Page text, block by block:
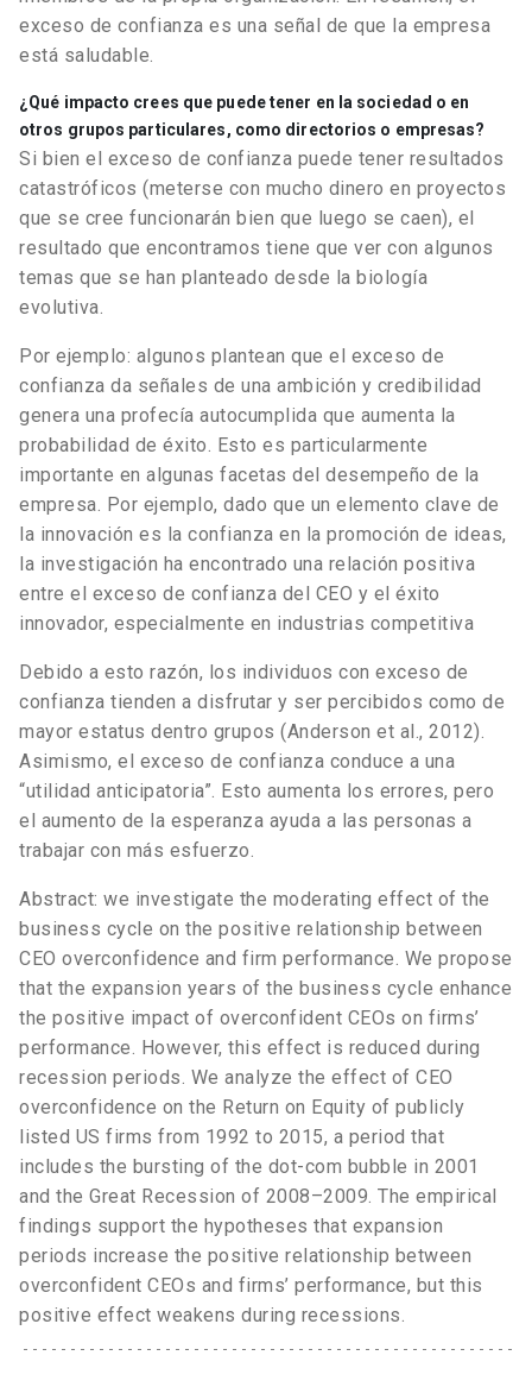
exceso de confianza es una señal de que la empresa
está saludable.
¿Qué impacto crees que puede tener en la sociedad o en
otros grupos particulares, como directorios o empresas?
Si bien el exceso de confianza puede tener resultados
catastróficos (meterse con mucho dinero en proyectos
que se cree funcionarán bien que luego se caen), el
resultado que encontramos tiene que ver con algunos
temas que se han planteado desde la biología
evolutiva.
Por ejemplo: algunos plantean que el exceso de
confianza da señales de una ambición y credibilidad
genera una profecía autocumplida que aumenta la
probabilidad de éxito. Esto es particularmente
importante en algunas facetas del desempeño de la
empresa. Por ejemplo, dado que un elemento clave de
la innovación es la confianza en la promoción de ideas,
la investigación ha encontrado una relación positiva
entre el exceso de confianza del CEO y el éxito
innovador, especialmente en industrias competitiva
Debido a esto razón, los individuos con exceso de
confianza tienden a disfrutar y ser percibidos como de
mayor estatus dentro grupos (Anderson et al., 2012).
Asimismo, el exceso de confianza conduce a una
“utilidad anticipatoria”. Esto aumenta los errores, pero
el aumento de la esperanza ayuda a las personas a
trabajar con más esfuerzo.
Abstract: we investigate the moderating effect of the
business cycle on the positive relationship between
CEO overconfidence and firm performance. We propose
that the expansion years of the business cycle enhance
the positive impact of overconfident CEOs on firms’
performance. However, this effect is reduced during
recession periods. We analyze the effect of CEO
overconfidence on the Return on Equity of publicly
listed US firms from 1992 to 2015, a period that
includes the bursting of the dot-com bubble in 2001
and the Great Recession of 2008–2009. The empirical
findings support the hypotheses that expansion
periods increase the positive relationship between
overconfident CEOs and firms’ performance, but this
positive effect weakens during recessions.